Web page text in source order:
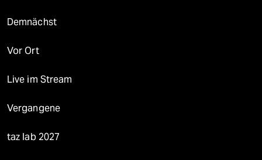
Demnächst
Vor Ort
Live im Stream
Vergangene
taz lab 2027